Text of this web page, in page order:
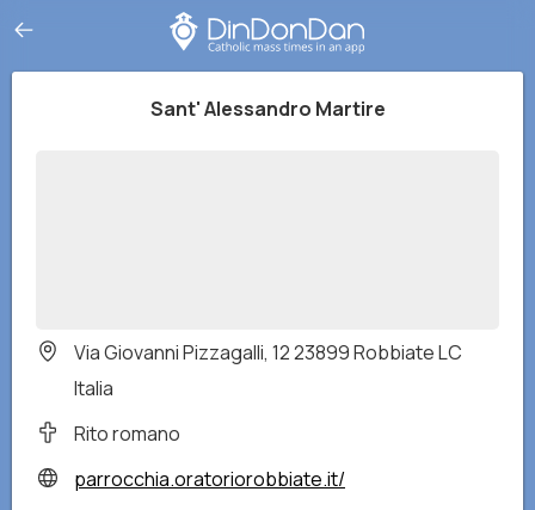
Sant' Alessandro Martire
Via Giovanni Pizzagalli, 12 23899 Robbiate LC
Italia
Rito romano
parrocchia.oratoriorobbiate.it/